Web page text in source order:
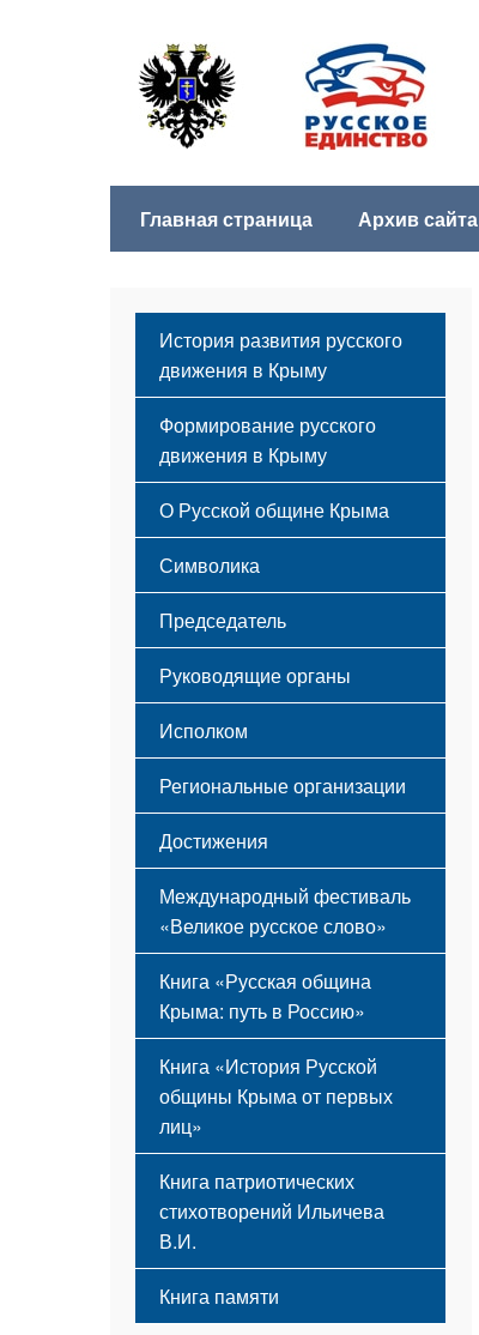
Главная страница Архив сайта
История развития русского
движения в Крыму
Формирование русского
движения в Крыму
Русский Крым
О Русской общине Крыма
Этапы становления
Принципы деятельности
Структура
Мероприятия
Символика
Флаг
Герб
Гимн
Председатель
Руководящие органы
Исполком
Региональные организации
Достижения
Международный фестиваль
«Великое русское слово»
Книга «Русская община
Крыма: путь в Россию»
Книга «История Русской
общины Крыма от первых
лиц»
Книга патриотических
стихотворений Ильичева
В.И.
Книга памяти